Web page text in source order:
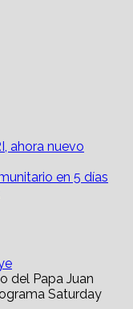
ahora nuevo
en 5 días